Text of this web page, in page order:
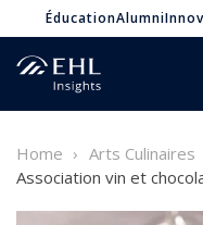
ÉducationAlumni
Home
Arts Culinaires
Association vin et